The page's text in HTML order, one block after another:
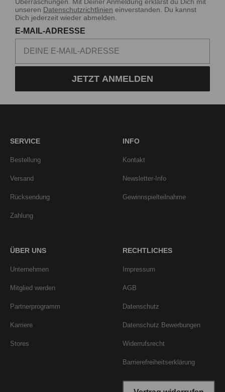
unseren Datenschutzrichtlinien einverstanden. Du kannst
Dich jederzeit wieder abmelden.
E-MAIL-ADRESSE
JETZT ANMELDEN
SERVICE
Bestellung
Versand
Rücksendung
Zahlung
INFO
Kontakt
Newsletter-Info
Gewinnspielteilnahme
ÜBER UNS
Unternehmen
Mitglied werden
Partnerprogramm
Karriere
Stores
RECHTLICHES
Impressum
AGB
Datenschutz
Datenschutz Bewerbungen
Widerrufsrecht
Barrierefreiheitserklärung